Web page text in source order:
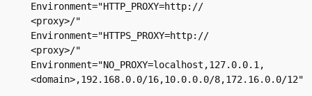
Environment="HTTP_PROXY=http://
<proxy>/"
Environment="HTTPS_PROXY=http://
<proxy>/"
Environment="NO_PROXY=localhost,127.0.0.1,
<domain>,192.168.0.0/16,10.0.0.0/8,172.16.0.0/12"